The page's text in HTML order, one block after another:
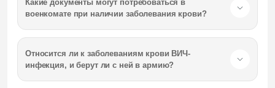
Какие документы могут потребоваться в
военкомате при наличии заболевания крови?
Относится ли к заболеваниям крови ВИЧ-
инфекция, и берут ли с ней в армию?